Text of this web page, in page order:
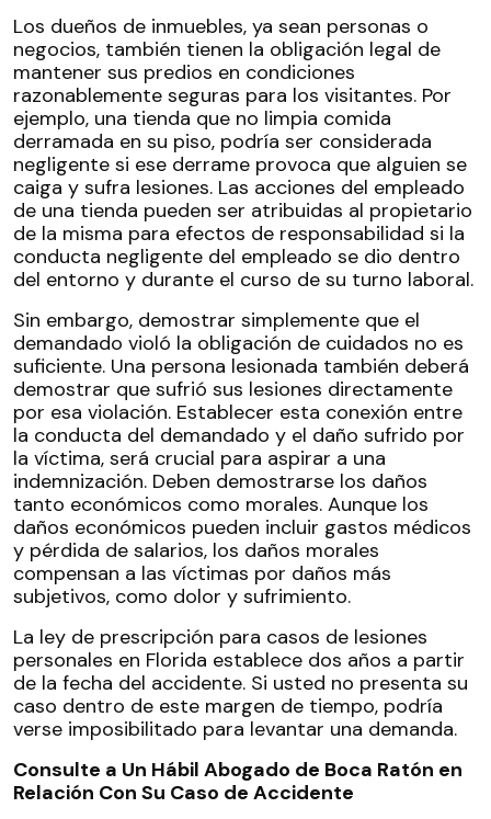
Los dueños de inmuebles, ya sean personas o
negocios, también tienen la obligación legal de
mantener sus predios en condiciones
razonablemente seguras para los visitantes. Por
ejemplo, una tienda que no limpia comida
derramada en su piso, podría ser considerada
negligente si ese derrame provoca que alguien se
caiga y sufra lesiones. Las acciones del empleado
de una tienda pueden ser atribuidas al propietario
de la misma para efectos de responsabilidad si la
conducta negligente del empleado se dio dentro
del entorno y durante el curso de su turno laboral.
Sin embargo, demostrar simplemente que el
demandado violó la obligación de cuidados no es
suficiente. Una persona lesionada también deberá
demostrar que sufrió sus lesiones directamente
por esa violación. Establecer esta conexión entre
la conducta del demandado y el daño sufrido por
la víctima, será crucial para aspirar a una
indemnización. Deben demostrarse los daños
tanto económicos como morales. Aunque los
daños económicos pueden incluir gastos médicos
y pérdida de salarios, los daños morales
compensan a las víctimas por daños más
subjetivos, como dolor y sufrimiento.
La ley de prescripción para casos de lesiones
personales en Florida establece dos años a partir
de la fecha del accidente. Si usted no presenta su
caso dentro de este margen de tiempo, podría
verse imposibilitado para levantar una demanda.
Consulte a Un Hábil Abogado de Boca Ratón en
Relación Con Su Caso de Accidente